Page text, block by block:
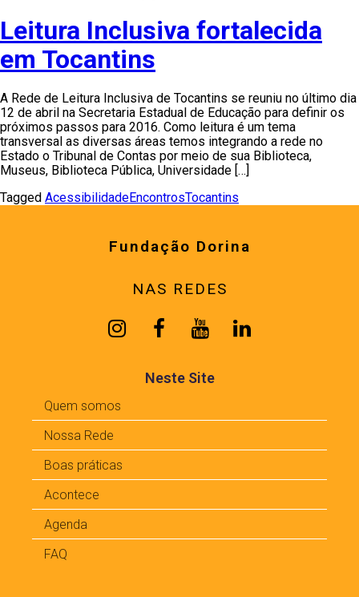
Leitura Inclusiva fortalecida
em Tocantins
A Rede de Leitura Inclusiva de Tocantins se reuniu no último dia
12 de abril na Secretaria Estadual de Educação para definir os
próximos passos para 2016. Como leitura é um tema
transversal as diversas áreas temos integrando a rede no
Estado o Tribunal de Contas por meio de sua Biblioteca,
Museus, Biblioteca Pública, Universidade […]
Tagged AcessibilidadeEncontrosTocantins
Fundação Dorina
NAS REDES
Neste Site
Quem somos
Nossa Rede
Boas práticas
Acontece
Agenda
FAQ